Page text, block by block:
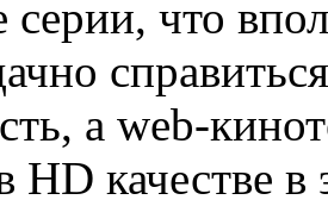
серии, что
а web-
HD качестве